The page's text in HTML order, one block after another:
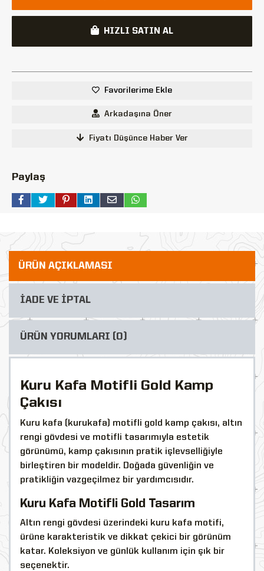
HIZLI SATIN AL
Favorilerime Ekle
Arkadaşına Öner
Fiyatı Düşünce Haber Ver
Paylaş
ÜRÜN AÇIKLAMASI
İADE VE İPTAL
ÜRÜN YORUMLARI (0)
Kuru Kafa Motifli Gold Kamp
Çakısı
Kuru kafa (kurukafa) motifli gold kamp çakısı, altın
rengi gövdesi ve motifli tasarımıyla estetik
görünümü, kamp çakısının pratik işlevselliğiyle
birleştiren bir modeldir. Doğada güvenliğin ve
pratikliğin vazgeçilmez bir yardımcısıdır.
Kuru Kafa Motifli Gold Tasarım
Altın rengi gövdesi üzerindeki kuru kafa motifi,
ürüne karakteristik ve dikkat çekici bir görünüm
katar. Koleksiyon ve günlük kullanım için şık bir
seçenektir.